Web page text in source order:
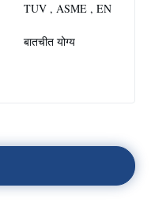
TUV , ASME , EN
बातचीत योग्य